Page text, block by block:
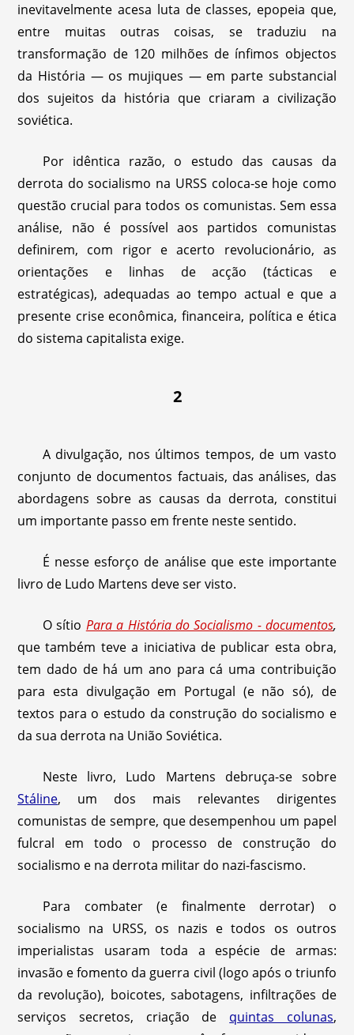
inevitavelmente acesa luta de classes, epopeia que,
entre muitas outras coisas, se traduziu na
transformação de 120 milhões de ínfimos objectos
da História — os mujiques — em parte substancial
dos sujeitos da história que criaram a civilização
soviética.
Por idêntica razão, o estudo das causas da
derrota do socialismo na URSS coloca-se hoje como
questão crucial para todos os comunistas. Sem essa
análise, não é possível aos partidos comunistas
definirem, com rigor e acerto revolucionário, as
orientações e linhas de acção (tácticas e
estratégicas), adequadas ao tempo actual e que a
presente crise econômica, financeira, política e ética
do sistema capitalista exige.
2
A divulgação, nos últimos tempos, de um vasto
conjunto de documentos factuais, das análises, das
abordagens sobre as causas da derrota, constitui
um importante passo em frente neste sentido.
É nesse esforço de análise que este importante
livro de Ludo Martens deve ser visto.
O sítio Para a História do Socialismo - documentos,
que também teve a iniciativa de publicar esta obra,
tem dado de há um ano para cá uma contribuição
para esta divulgação em Portugal (e não só), de
textos para o estudo da construção do socialismo e
da sua derrota na União Soviética.
Neste livro, Ludo Martens debruça-se sobre
Stáline, um dos mais relevantes dirigentes
comunistas de sempre, que desempenhou um papel
fulcral em todo o processo de construção do
socialismo e na derrota militar do nazi-fascismo.
Para combater (e finalmente derrotar) o
socialismo na URSS, os nazis e todos os outros
imperialistas usaram toda a espécie de armas:
invasão e fomento da guerra civil (logo após o triunfo
da revolução), boicotes, sabotagens, infiltrações de
serviços secretos, criação de quintas colunas,